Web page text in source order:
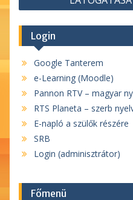
Login
Google Tanterem
e-Learning (Moodle)
Pannon RTV – magyar
RTS Planeta – szerb
E-napló a szülők részére
SRB
Login (adminisztrátor)
Főmenü